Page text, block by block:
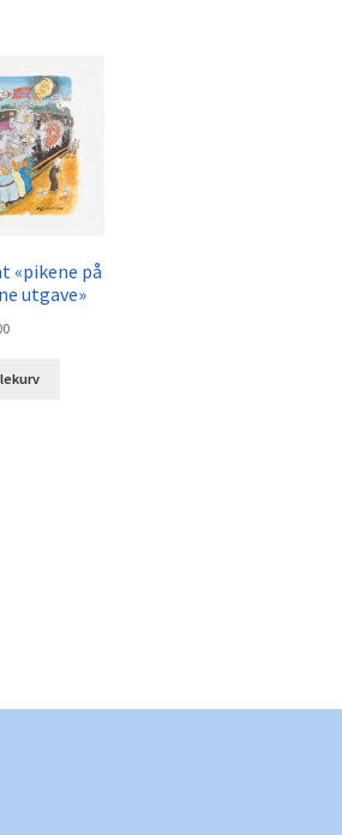
«pikene på
utgave»